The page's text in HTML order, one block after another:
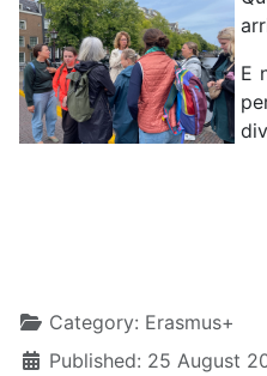
E
DetailsCategory: Erasmus+
Published: 25 August